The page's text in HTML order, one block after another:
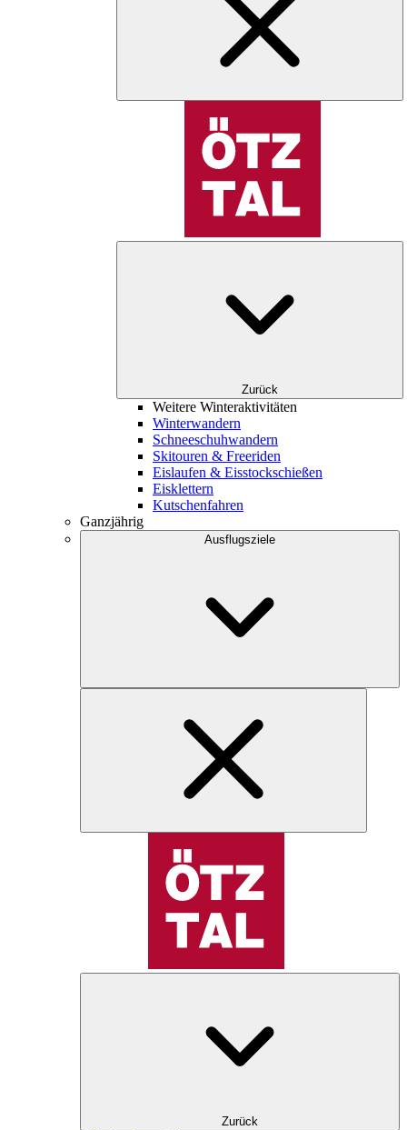
Zurück
Weitere Winteraktivitäten
Winterwandern
Schneeschuhwandern
Skitouren & Freeriden
Eislaufen & Eisstockschießen
Eisklettern
Kutschenfahren
Ganzjährig
Ausflugsziele
Zurück